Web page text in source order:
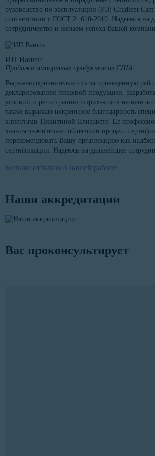
руководство по эксплуатации (РЭ) Gradient
соответствии с ГОСТ 2. 610-2019. Надеемся на
сотрудничество и желаем успеха Вашей
ИП Ванин
Продажа импортных продуктов из США
Выражаю признательность за проведенную
декларированию пищевой продукции,
условий и регистрацию штрих-кодов на наш
также выражаю искреннюю благодарность
клиентами Никитиной Елизавете. Ее
знания значительно облегчили процесс
порекомендовать Вашу организацию как
сертификации. Надеюсь на дальнейшее
Больше отзывов о нашей работе
Наши аккредитации
Вас проконсультирует